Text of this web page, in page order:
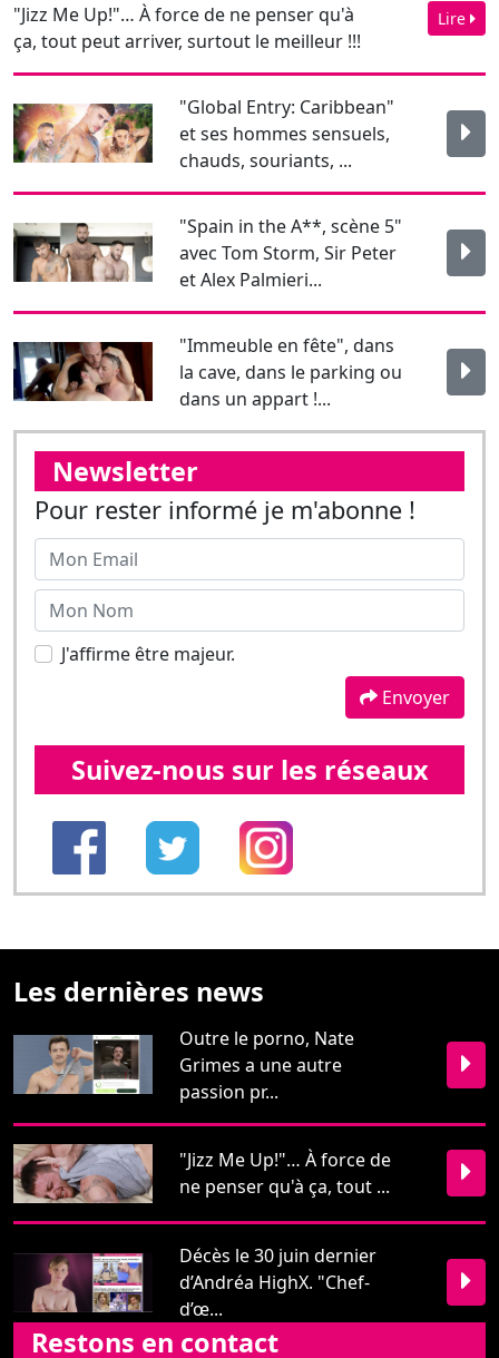
"Jizz Me Up!"… À force de ne penser qu'à
ça, tout peut arriver, surtout le meilleur !!!
Lire
"Global Entry: Caribbean"
et ses hommes sensuels,
chauds, souriants, ...
"Spain in the A**, scène 5"
avec Tom Storm, Sir Peter
et Alex Palmieri...
"Immeuble en fête", dans
la cave, dans le parking ou
dans un appart !...
Newsletter
Pour rester informé je m'abonne !
J'affirme être majeur.
Envoyer
Suivez-nous sur les réseaux
Les dernières news
Outre le porno, Nate
Grimes a une autre
passion pr...
"Jizz Me Up!"… À force de
ne penser qu'à ça, tout ...
Décès le 30 juin dernier
d’Andréa HighX. "Chef-
d’œ...
Restons en contact